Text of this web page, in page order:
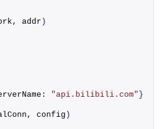
addr )
"api.bilibili.com" }
config )